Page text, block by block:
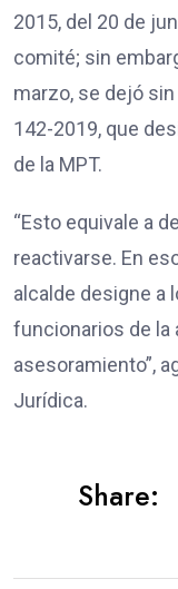
2015, del 20 de
comité; sin
marzo, se dejó
142-2019, que
de la MPT.
“Esto equivale a
reactivarse. En
alcalde designe a
funcionarios de la
asesoramiento”,
Jurídica.
Share: